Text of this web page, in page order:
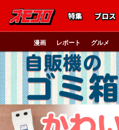
特集 ブロス
漫画 レポート グルメ